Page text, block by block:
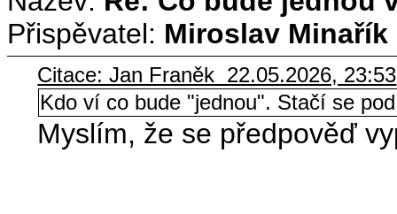
Přispěvatel: Miroslav Minařík
Citace: Jan Franěk 22.05.2026, 23:53
Kdo ví co bude "jednou". Stačí se
Myslím, že se předpověď